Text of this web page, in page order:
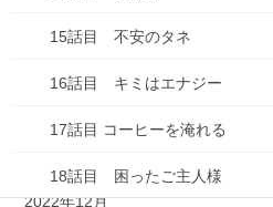
2022年12月
15話目 不安のタネ
16話目 キミはエナジー
17話目 コーヒーを淹れる
18話目 困ったご主人様